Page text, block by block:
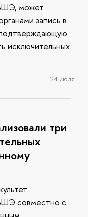
может
запись в
исключительных
24 июля
три
совместно с